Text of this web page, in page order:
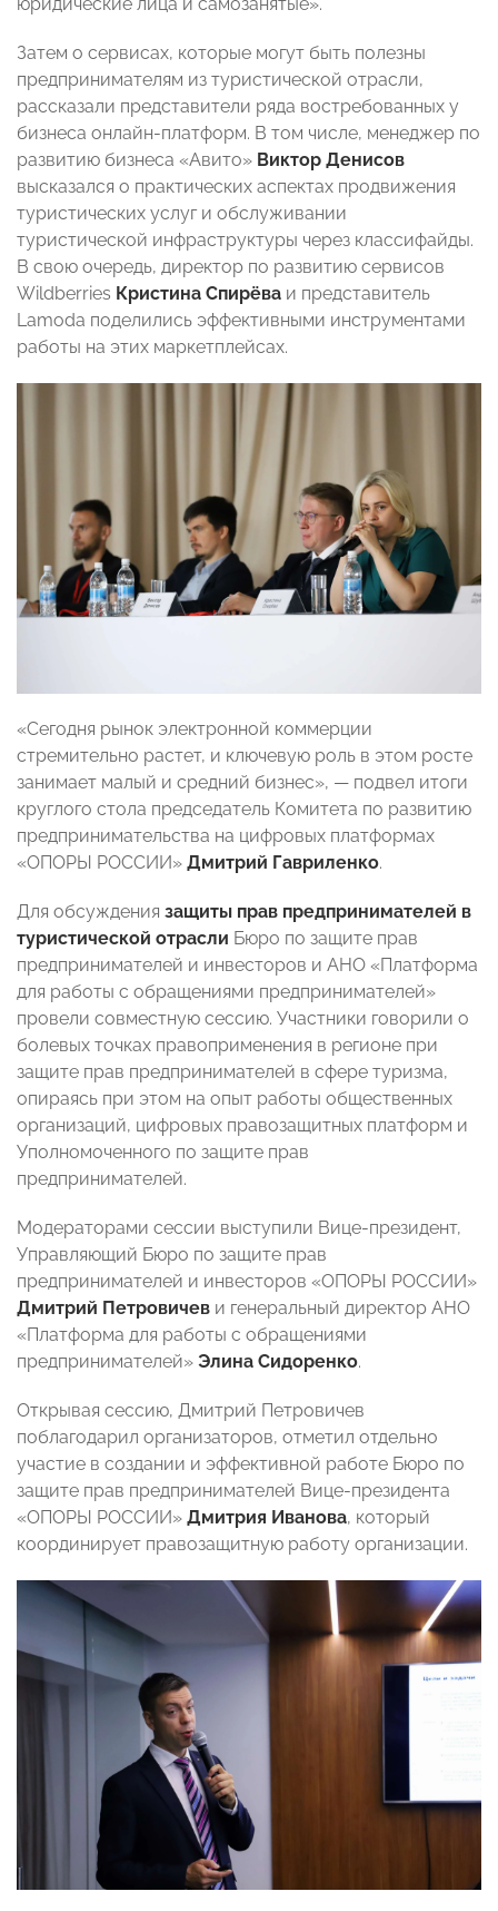
Затем о сервисах, которые могут быть полезны
предпринимателям из туристической отрасли,
рассказали представители ряда востребованных у
бизнеса онлайн-платформ. В том числе, менеджер по
развитию бизнеса «Авито» Виктор Денисов
высказался о практических аспектах продвижения
туристических услуг и обслуживании
туристической инфраструктуры через классифайды.
В свою очередь, директор по развитию сервисов
Wildberries Кристина Спирёва и представитель
Lamoda поделились эффективными инструментами
работы на этих маркетплейсах.
«Сегодня рынок электронной коммерции
стремительно растет, и ключевую роль в этом росте
занимает малый и средний бизнес», — подвел итоги
круглого стола председатель Комитета по развитию
предпринимательства на цифровых платформах
«ОПОРЫ РОССИИ» Дмитрий Гавриленко.
Для обсуждения защиты прав предпринимателей в
туристической отрасли Бюро по защите прав
предпринимателей и инвесторов и АНО «Платформа
для работы с обращениями предпринимателей»
провели совместную сессию. Участники говорили о
болевых точках правоприменения в регионе при
защите прав предпринимателей в сфере туризма,
опираясь при этом на опыт работы общественных
организаций, цифровых правозащитных платформ и
Уполномоченного по защите прав
предпринимателей.
Модераторами сессии выступили Вице-президент,
Управляющий Бюро по защите прав
предпринимателей и инвесторов «ОПОРЫ РОССИИ»
Дмитрий Петровичев и генеральный директор АНО
«Платформа для работы с обращениями
предпринимателей» Элина Сидоренко.
Открывая сессию, Дмитрий Петровичев
поблагодарил организаторов, отметил отдельно
участие в создании и эффективной работе Бюро по
защите прав предпринимателей Вице-президента
«ОПОРЫ РОССИИ» Дмитрия Иванова, который
координирует правозащитную работу организации.